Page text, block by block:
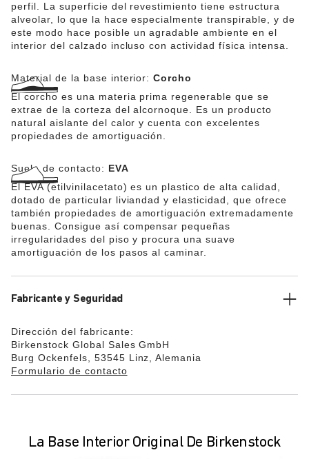
perfil. La superficie del revestimiento tiene estructura
alveolar, lo que la hace especialmente transpirable, y de
este modo hace posible un agradable ambiente en el
interior del calzado incluso con actividad física intensa.
Material de la base interior:Corcho
El corcho es una materia prima regenerable que se
extrae de la corteza del alcornoque. Es un producto
natural aislante del calor y cuenta con excelentes
propiedades de amortiguación.
Suela de contacto: EVA
El EVA (etilvinilacetato) es un plastico de alta calidad,
dotado de particular liviandad y elasticidad, que ofrece
también propiedades de amortiguación extremadamente
buenas. Consigue así compensar pequeñas
irregularidades del piso y procura una suave
amortiguación de los pasos al caminar.
Fabricante y Seguridad
Dirección del fabricante:
Birkenstock Global Sales GmbH
Burg Ockenfels, 53545 Linz, Alemania
Formulario de contacto
La Base Interior Original De Birkenstock